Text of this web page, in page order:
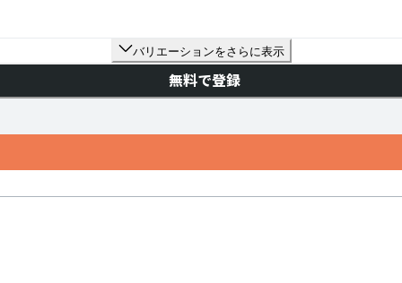
バリエーションをさらに表示
無料で登録